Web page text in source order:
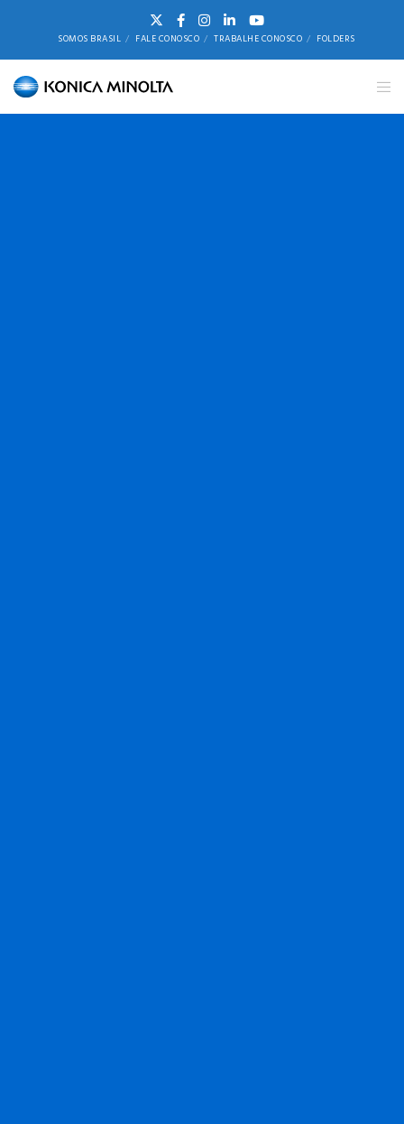
SOMOS BRASIL FALE CONOSCO TRABALHE CONOSCO FOLDERS